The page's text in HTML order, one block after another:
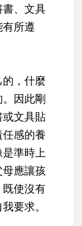
、文具
所遵
，什麼
因此剛
文具貼
感的養
準時上
應讓孩
使沒有
要求。